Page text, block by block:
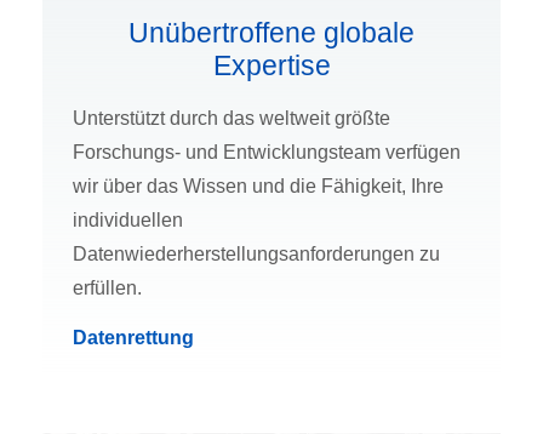
Unübertroffene globale
Expertise
Unterstützt durch das weltweit größte
Forschungs- und Entwicklungsteam verfügen
wir über das Wissen und die Fähigkeit, Ihre
individuellen
Datenwiederherstellungsanforderungen zu
erfüllen.
Datenrettung